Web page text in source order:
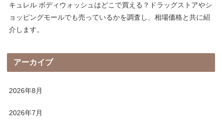
キュレル ボディウォッシュはどこで買える？ドラッグストアやシ
ョッピングモールでも売っているかを調査し、相場価格と共に紹
介します。
アーカイブ
2026年8月
2026年7月